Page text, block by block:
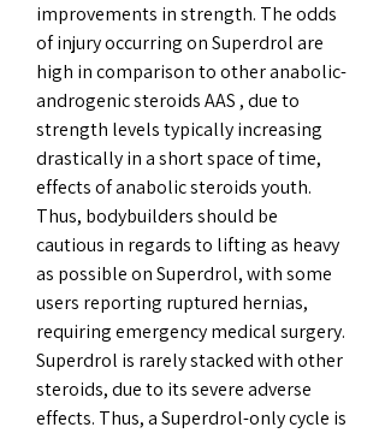
improvements in strength. The odds
of injury occurring on Superdrol are
high in comparison to other anabolic-
androgenic steroids AAS , due to
strength levels typically increasing
drastically in a short space of time,
effects of anabolic steroids youth.
Thus, bodybuilders should be
cautious in regards to lifting as heavy
as possible on Superdrol, with some
users reporting ruptured hernias,
requiring emergency medical surgery.
Superdrol is rarely stacked with other
steroids, due to its severe adverse
effects. Thus, a Superdrol-only cycle is